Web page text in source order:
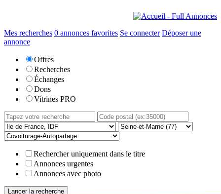
Mes recherches 0 annonces favorites Se connecter Déposer une
annonce
Offres
Recherches
Échanges
Dons
Vitrines PRO
Rechercher uniquement dans le titre
Annonces urgentes
Annonces avec photo